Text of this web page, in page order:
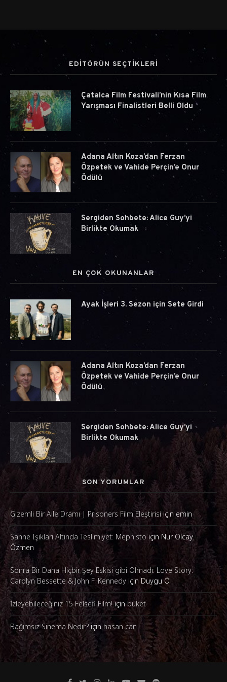
EDİTÖRÜN SEÇTİKLERİ
Çatalca Film Festivali’nin Kısa Film
Yarışması Finalistleri Belli Oldu
Adana Altın Koza’dan Ferzan
Özpetek ve Vahide Perçin’e Onur
Ödülü
Sergiden Sohbete: Alice Guy’yi
Birlikte Okumak
EN ÇOK OKUNANLAR
Ayak İşleri 3. Sezon için Sete Girdi
Adana Altın Koza’dan Ferzan
Özpetek ve Vahide Perçin’e Onur
Ödülü
Sergiden Sohbete: Alice Guy’yi
Birlikte Okumak
SON YORUMLAR
Gizemli Bir Aile Dramı | Prisoners Film Eleştirisi için emin
Sahne Işıkları Altında Teslimiyet: Mephisto için Nur Olcay
Özmen
Sonra Bir Daha Hiçbir Şey Eskisi gibi Olmadı: Love Story:
Carolyn Bessette & John F. Kennedy için Duygu Ö.
İzleyebileceğiniz 15 Felsefi Film!içinbuket
Bağımsız Sinema Nedir?içinhasan can